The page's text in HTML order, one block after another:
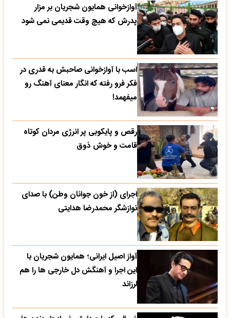
آوازخوانی همایون شجریان بر مزار
پدرش که هیچ وقت قدیمی نمی شود
اسب با آوازخوانی صاحبش به قدری در
فکر فرو رفته که انگار معنای آهنگ رو
میفهمد!
رقص و پایکوبی پر انرژی مردان کوتاه
قامت و خوش ذوق
اجرای (از خون جوانان وطن) با صدای
نوازشگر محمدرضا هدایتی
آواز اصیل ایرانی؛ همایون شجریان با
این اجرا و آهنگش دل خارجی ها را هم
لرزاند